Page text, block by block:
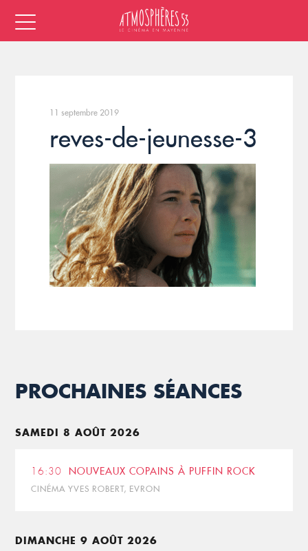
11 septembre 2019
reves-de-jeunesse-3
PROCHAINES SÉANCES
SAMEDI 8 AOÛT 2026
16:30 NOUVEAUX COPAINS À PUFFIN ROCK
CINÉMA YVES ROBERT, EVRON
DIMANCHE 9 AOÛT 2026